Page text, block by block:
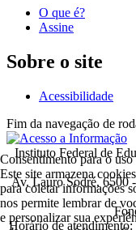
O que é?
Assine
Sobre o site
Acessibilidade
Fim da navegação de
Instituto Federal de
Av. Lauro Sodré, 6500
Horário de atendimento:
Consentimento para o
Este site armazena
para coletar informações
nos permite lembrar de
e personalizar sua